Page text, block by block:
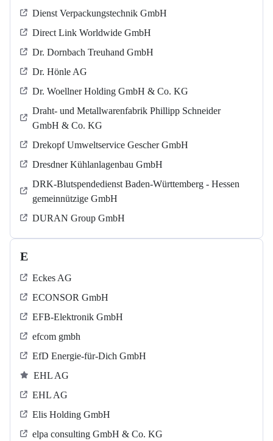
Dienst Verpackungstechnik GmbH
Direct Link Worldwide GmbH
Dr. Dornbach Treuhand GmbH
Dr. Hönle AG
Dr. Woellner Holding GmbH & Co. KG
Draht- und Metallwarenfabrik Phillipp Schneider
GmbH & Co. KG
Drekopf Umweltservice Gescher GmbH
Dresdner Kühlanlagenbau GmbH
DRK-Blutspendedienst Baden-Württemberg - Hessen
gemeinnützige GmbH
DURAN Group GmbH
E
Eckes AG
ECONSOR GmbH
EFB-Elektronik GmbH
efcom gmbh
EfD Energie-für-Dich GmbH
EHL AG
EHL AG
Elis Holding GmbH
elpa consulting GmbH & Co. KG